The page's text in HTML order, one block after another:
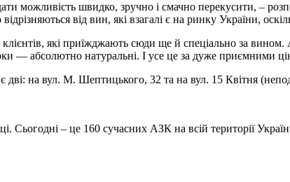
можливість швидко, зручно і смачно перекусити, –
від вин, які взагалі є на ринку України,
які приїжджають сюди ще й спеціально за
— абсолютно натуральні. І усе це за дуже приємними
дві: на вул. М. Шептицького, 32 та на вул. 15 Квітня
Сьогодні – це 160 сучасних АЗК на всій території